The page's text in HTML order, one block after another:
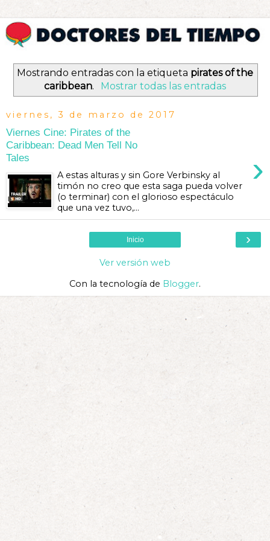
Mostrando entradas con la etiqueta pirates of the
caribbean. Mostrar todas las entradas
viernes, 3 de marzo de 2017
Viernes Cine: Pirates of the
Caribbean: Dead Men Tell No
Tales
›
A estas alturas y sin Gore Verbinsky al
timón no creo que esta saga pueda volver
(o terminar) con el glorioso espectáculo
que una vez tuvo,...
›
Inicio
Ver versión web
Con la tecnología de Blogger.